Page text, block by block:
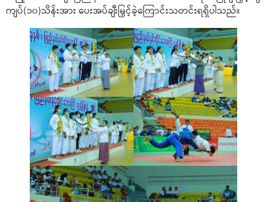
ကျပ်(၁၀)သိန်းအား ပေးအပ်ချီးမြှင့်ခဲ့ကြောင်းသတင်းရရှိပါသည်။